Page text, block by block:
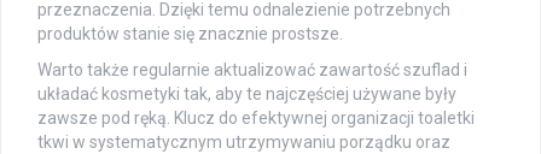
przeznaczenia. Dzięki temu odnalezienie potrzebnych
produktów stanie się znacznie prostsze.
Warto także regularnie aktualizować zawartość szuflad i
układać kosmetyki tak, aby te najczęściej używane były
zawsze pod ręką. Klucz do efektywnej organizacji toaletki
tkwi w systematycznym utrzymywaniu porządku oraz